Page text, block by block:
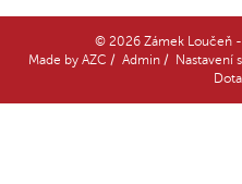
© 2026 Zámek Loučeň -
Made by AZC / Admin / Nastavení